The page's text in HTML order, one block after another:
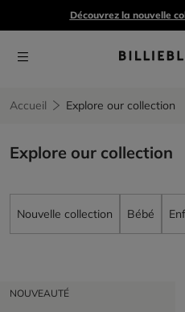
Découvrez la nouvelle
Accueil Explore our collection
Explore our collection
Nouvelle collection Bébé
NOUVEAUTÉ